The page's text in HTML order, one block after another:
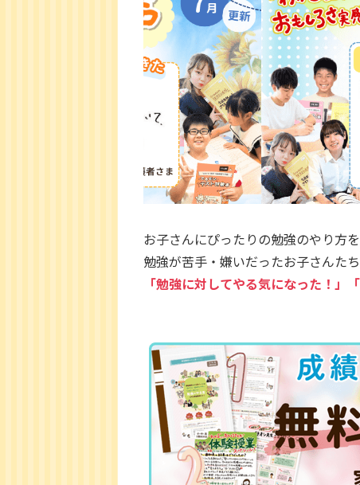
お子さんにぴったりの勉強のやり方
勉強が苦手・嫌いだったお子さんた
「勉強に対してやる気になった！」